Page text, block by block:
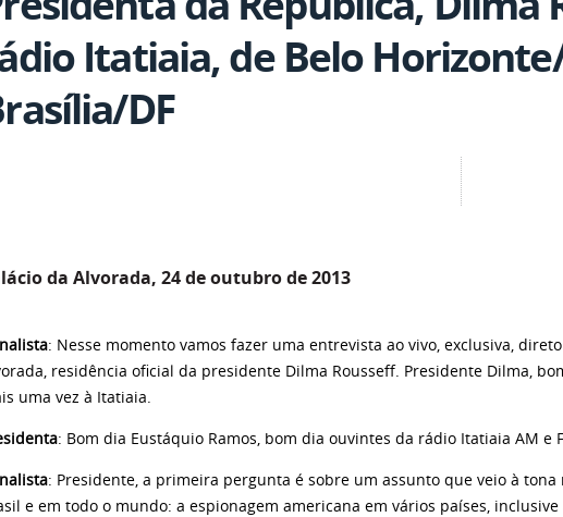
Itatiaia, de Belo
DF
da Alvorada, 24 de outubro de 2013
: Nesse momento vamos fazer uma entrevista ao vivo, exclusiva,
residência oficial da presidente Dilma Rousseff. Presidente Dilma,
uma vez à Itatiaia.
: Bom dia Eustáquio Ramos, bom dia ouvintes da rádio Itatiaia AM e
: Presidente, a primeira pergunta é sobre um assunto que veio à
e em todo o mundo: a espionagem americana em vários países,